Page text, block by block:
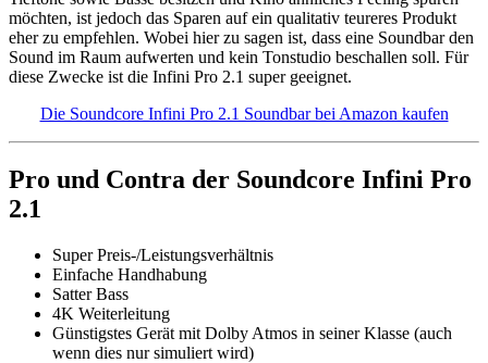
möchten, ist jedoch das Sparen auf ein qualitativ teureres Produkt
eher zu empfehlen. Wobei hier zu sagen ist, dass eine Soundbar den
Sound im Raum aufwerten und kein Tonstudio beschallen soll. Für
diese Zwecke ist die Infini Pro 2.1 super geeignet.
Die Soundcore Infini Pro 2.1 Soundbar bei Amazon kaufen
Pro und Contra der Soundcore Infini Pro
2.1
Super Preis-/Leistungsverhältnis
Einfache Handhabung
Satter Bass
4K Weiterleitung
Günstigstes Gerät mit Dolby Atmos in seiner Klasse (auch
wenn dies nur simuliert wird)